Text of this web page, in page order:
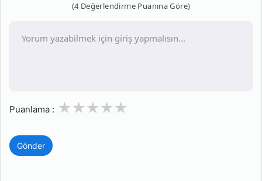
(4 Değerlendirme Puanına Göre)
Puanlama : 3
2
1
Gönder